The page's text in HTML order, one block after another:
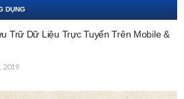
DỤNG
Trữ Dữ Liệu Trực Tuyến Trên Mobile &
2019